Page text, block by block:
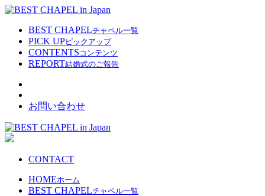
BEST CHAPELチャペル一覧
PICK UPピックアップ
CONTENTS コンテンツ
REPORT結婚式のご報告
お問い合わせ
CONTACT
HOMEホーム
BEST CHAPELチャペル一覧